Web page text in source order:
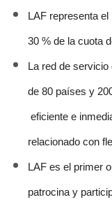
LAF representa
30 % de la cuota
La red de
de 80 países y
eficiente e
relacionado con
LAF es el primer
patrocina y